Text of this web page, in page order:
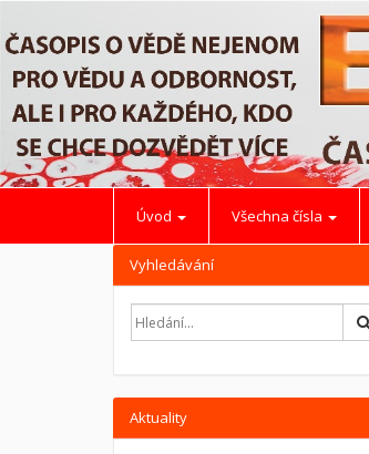
Úvod Všechna čísla
Vyhledávání
Aktuality